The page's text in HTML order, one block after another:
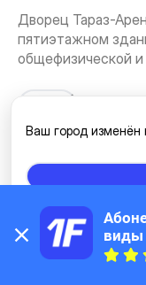
Дворец Тараз-
пятиэтажном
общефизической и
Individual classes
Ваш город изменён
виды